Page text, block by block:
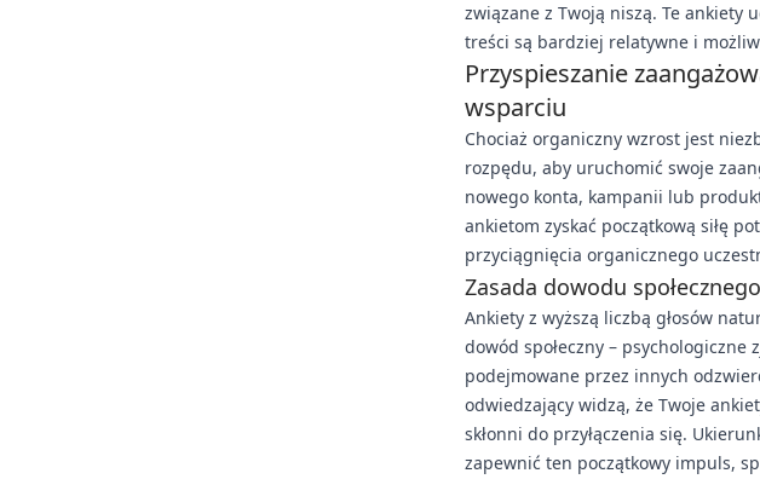
związane z Twoją niszą. Te ankiety
treści są bardziej relatywne i
Przyspieszanie
wsparciu
Chociaż organiczny wzrost jest
rozpędu, aby uruchomić swoje
nowego konta, kampanii lub
ankietom zyskać początkową siłę
przyciągnięcia organicznego
Zasada dowodu społecznego
Ankiety z wyższą liczbą głosów
dowód społeczny – psychologiczne
podejmowane przez innych
odwiedzający widzą, że Twoje
skłonni do przyłączenia się.
zapewnić ten początkowy impuls,